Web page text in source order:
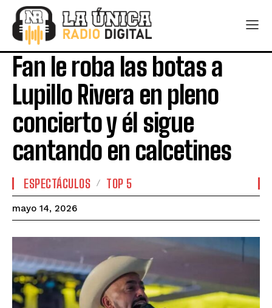
Fan le roba las botas a
Lupillo Rivera en pleno
concierto y él sigue
cantando en calcetines
ESPECTÁCULOS TOP 5
mayo 14, 2026